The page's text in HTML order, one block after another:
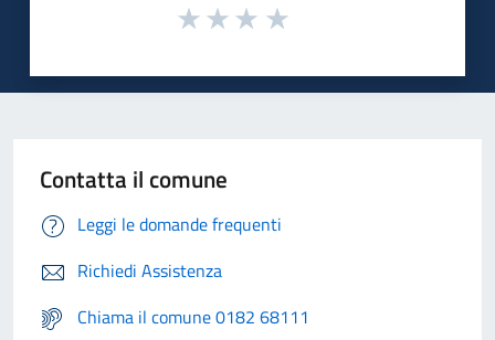
Contatta il comune
Leggi le domande frequenti
Richiedi Assistenza
Chiama il comune 0182 68111